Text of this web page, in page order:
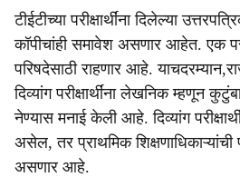
टीईटीच्या परीक्षार्थींना दिलेल्या
कॉपीचांही समावेश असणार आहेत. एक
परिषदेसाठी राहणार आहे.
दिव्यांग परीक्षार्थींना लेखनिक म्हणून
नेण्यास मनाई केली आहे. दिव्यांग
असेल, तर प्राथमिक
असणार आहे.